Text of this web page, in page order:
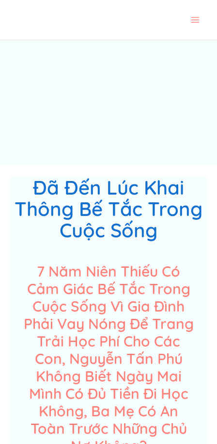
Đã Đến Lúc Khai
Thông Bế Tắc Trong
Cuộc Sống
7 Năm Niên Thiếu Có
Cảm Giác Bế Tắc Trong
Cuộc Sống Vì Gia Đình
Phải Vay Nóng Để Trang
Trải Học Phí Cho Các
Con, Nguyễn Tấn Phú
Không Biết Ngày Mai
Mình Có Đủ Tiền Đi Học
Không, Ba Mẹ Có An
Toàn Trước Những Chủ